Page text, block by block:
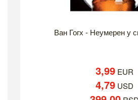
Ван Гогх - Неумерен у
3,99 EUR
4,79 USD